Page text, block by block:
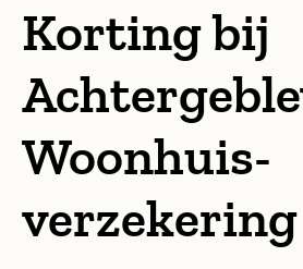
Korting bij
Woonhuis-
verzekering